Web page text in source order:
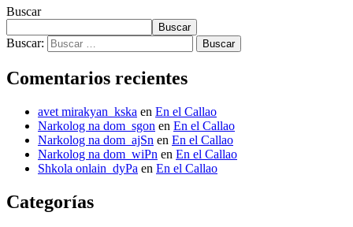
Buscar
Buscar
Buscar:
Comentarios recientes
avet mirakyan_kska en En el Callao
Narkolog na dom_sgon en En el Callao
Narkolog na dom_ajSn en En el Callao
Narkolog na dom_wiPn en En el Callao
Shkola onlain_dyPa en En el Callao
Categorías